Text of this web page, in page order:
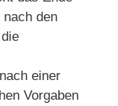
den
einer
Vorgaben